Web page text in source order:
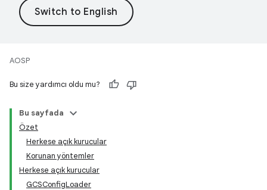
AOSP
Bu size yardımcı oldu mu?
Bu sayfada
Özet
Herkese açık kurucular
Korunan yöntemler
Herkese açık kurucular
GCSConfigLoader